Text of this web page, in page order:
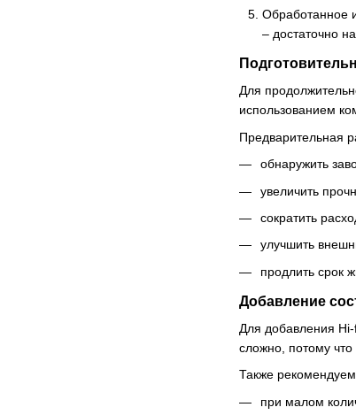
Обработанное
– достаточно
Для
использованием
Предварительная
обнаружить
увеличить
сократить
улучшить
продлить срок
Добавление
Для добавления Hi-
сложно, потому
Также
при малом